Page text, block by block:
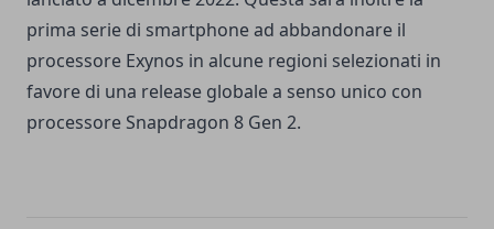
prima serie di smartphone ad abbandonare il
processore Exynos in alcune regioni selezionati in
favore di una release globale a senso unico con
processore Snapdragon 8 Gen 2.